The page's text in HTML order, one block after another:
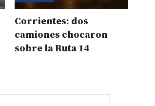
Corrientes: dos
camiones chocaron
sobre la Ruta 14